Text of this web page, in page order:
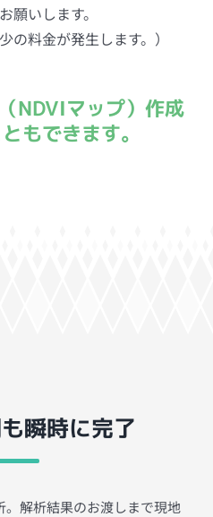
願いします。
の料金が発生します。）
NDVIマップ）作成
もできます。
瞬時に完了
解析結果のお渡しまで現地